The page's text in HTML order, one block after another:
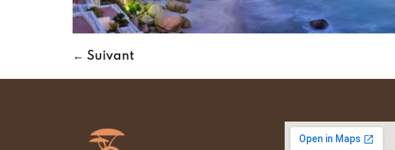
← Suivant